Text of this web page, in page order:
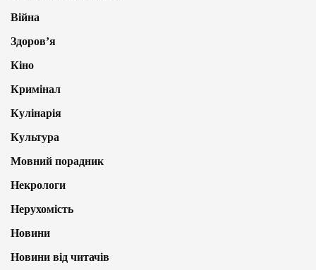
Війна
Здоров’я
Кіно
Кримінал
Кулінарія
Культура
Мовний порадник
Некрологи
Нерухомість
Новини
Новини від читачів